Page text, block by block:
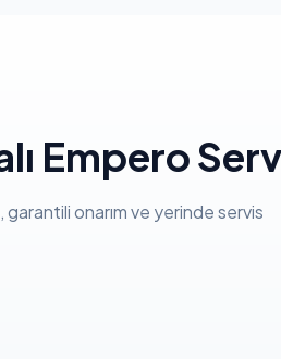
Empero
garantili onarım ve yerinde servis